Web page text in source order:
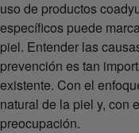
uso de productos
específicos puede
piel. Entender las
prevención es tan
existente. Con el
natural de la piel y, con
preocupación.